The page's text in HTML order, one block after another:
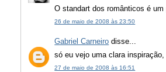
O standart dos românticos é
26 de maio de 2008 às 23:50
Gabriel Carneiro disse...
só eu vejo uma clara
27 de maio de 2008 às 16:51